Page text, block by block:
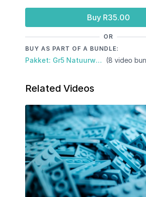
Buy R35.00
OR
BUY AS PART OF A BUNDLE:
Pakket: Gr5 Natuurwetenskap & Tegnologie: Kwartaal 3 (8 video
Related Videos